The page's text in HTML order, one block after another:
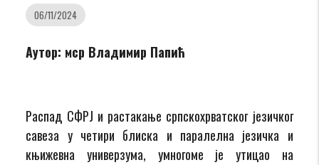
06/11/2024
Аутор: мср Владимир Папић
Распад СФРЈ и растакање српскохрватског језичког
савеза у четири блиска и паралелна језичка и
књижевна универзума, умногоме је утицао на